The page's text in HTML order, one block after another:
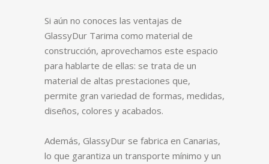
Si aún no conoces las ventajas de
GlassyDur Tarima como material de
construcción, aprovechamos este espacio
para hablarte de ellas: se trata de un
material de altas prestaciones que,
permite gran variedad de formas, medidas,
diseños, colores y acabados.
Además, GlassyDur se fabrica en Canarias,
lo que garantiza un transporte mínimo y un